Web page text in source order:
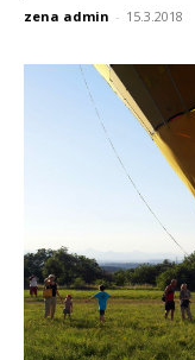
zena admin - 15.3.2018